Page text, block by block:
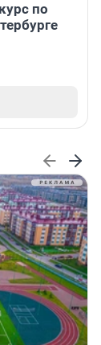
по